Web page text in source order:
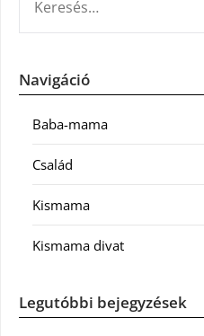
Navigáció
Baba-mama
Család
Kismama
Kismama divat
Legutóbbi bejegyzések